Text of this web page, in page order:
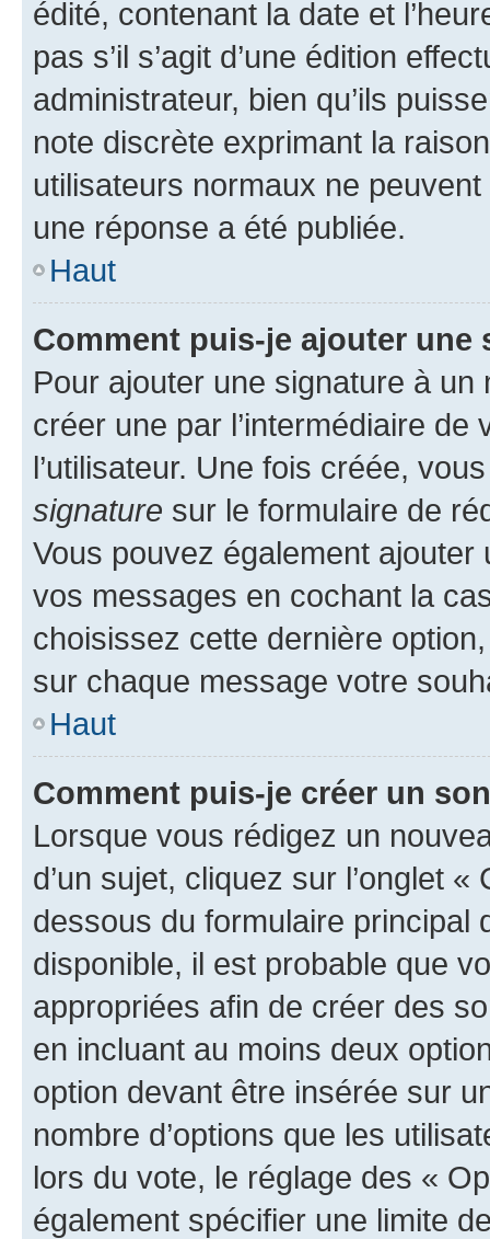
édité, contenant la date et
pas s’il s’agit d’une édition
administrateur, bien qu’ils
note discrète exprimant la
utilisateurs normaux ne
une réponse a été publiée.
Haut
Comment puis-je ajouter une
Pour ajouter une signature à un
créer une par l’intermédiaire
l’utilisateur. Une fois créée,
signature sur le formulaire de
Vous pouvez également
vos messages en cochant la
choisissez cette dernière
sur chaque message votre
Haut
Comment puis-je créer un
Lorsque vous rédigez un
d’un sujet, cliquez sur l’onglet
dessous du formulaire principal
disponible, il est probable que
appropriées afin de créer des
en incluant au moins deux
option devant être insérée sur
nombre d’options que les
lors du vote, le réglage des «
également spécifier une limite